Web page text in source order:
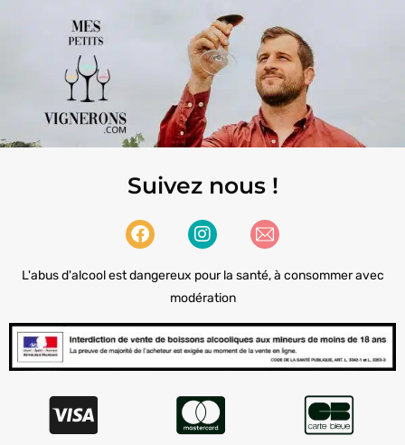
Suivez nous !
L'abus d'alcool est dangereux pour la santé, à consommer avec
modération